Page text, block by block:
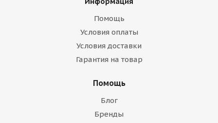
Помощь
Условия оплаты
Условия доставки
Гарантия на товар
Помощь
Блог
Бренды